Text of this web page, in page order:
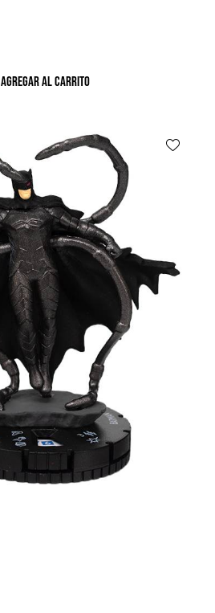
AGREGAR AL CARRITO